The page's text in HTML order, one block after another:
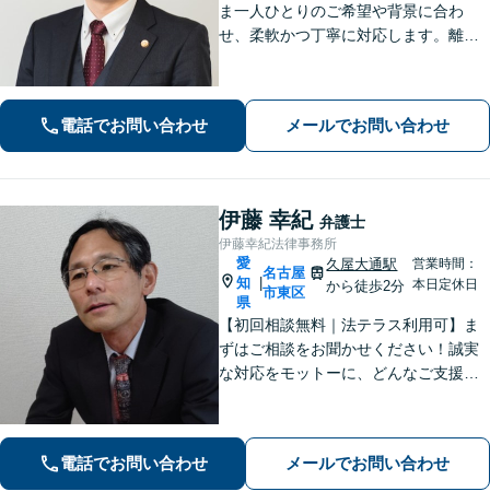
ま一人ひとりのご希望や背景に合わ
せ、柔軟かつ丁寧に対応します。離
たします。ご相談ください。【大須観
音駅4分】
電話でお問い合わせ メールでお問い合わせ
伊藤 幸紀 弁護士
伊藤幸紀法律事務所
愛
知
県
|
名古屋
市東区
久屋大通駅
から徒歩2分
営業時間：
本日定休日
【初回相談無料｜法テラス利用可】ま
ずはご相談をお聞かせください！誠実
な対応をモットーに、どんなご支援が
で電話相談も対応いたしますので、お
気軽にお問合せください【久屋大通駅2
分】
電話でお問い合わせ メールでお問い合わせ